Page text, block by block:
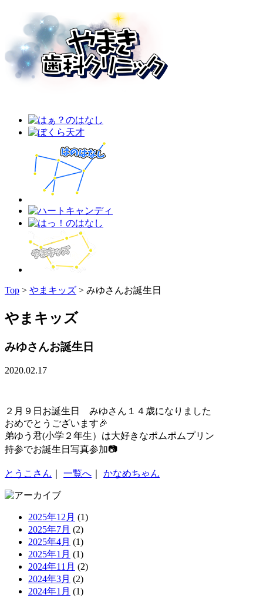
Top > やまキッズ > みゆさんお誕生日
やまキッズ
みゆさんお誕生日
2020.02.17
２月９日お誕生日 みゆさん１４歳になりました
おめでとうございます🎉
弟ゆう君(小学２年生）は大好きなポムポムプリン
持参でお誕生日写真参加📷
とうこさん 一覧へ かなめちゃん
2025年12月 (1)
2025年7月 (2)
2025年4月 (1)
2025年1月 (1)
2024年11月 (2)
2024年3月 (2)
2024年1月 (1)